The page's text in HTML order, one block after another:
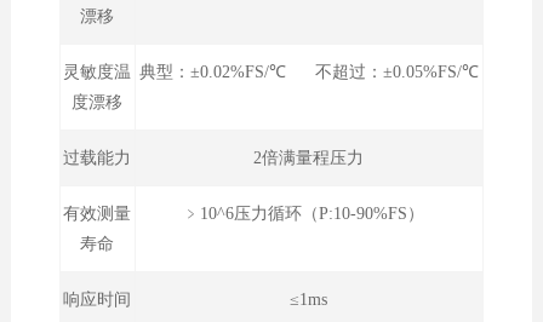
漂移
灵敏度温
度漂移
典型：±0.02%FS/℃ 不超过：±0.05%FS/℃
过载能力 2倍满量程压力
有效测量
寿命
﹥10^6压力循环（P:10-90%FS）
响应时间 ≤1ms